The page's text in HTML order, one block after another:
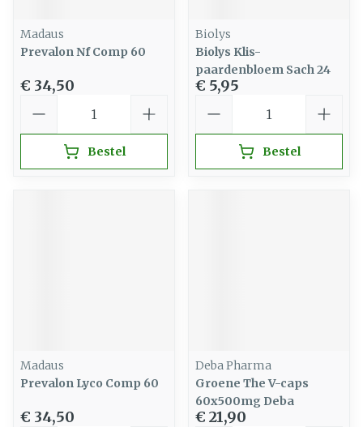
Madaus
Prevalon Nf Comp 60
€ 34,50
Bestel
Biolys
Biolys Klis-
paardenbloem Sach 24
€ 5,95
Bestel
Madaus
Prevalon Lyco Comp 60
€ 34,50
Deba Pharma
Groene The V-caps
60x500mg Deba
€ 21,90